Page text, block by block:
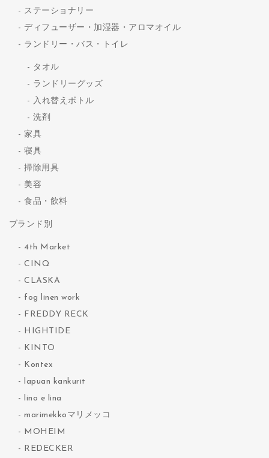
ステーショナリー
ディフューザー・加湿器・アロマオイル
ランドリー・バス・トイレ
タオル
ランドリーグッズ
入れ替えボトル
洗剤
家具
寝具
掃除用具
美容
食品・飲料
ブランド別
4th Market
CINQ
CLASKA
fog linen work
FREDDY RECK
HIGHTIDE
KINTO
Kontex
lapuan kankurit
lino e lina
marimekkoマリメッコ
MOHEIM
REDECKER